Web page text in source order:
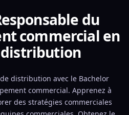
du
commercial en
distribution
distribution avec le Bachelor
commercial. Apprenez à
des stratégies commerciales